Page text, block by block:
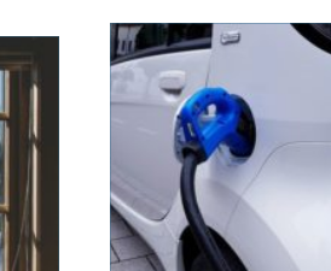
Göteborgs Fönster är ett
företag med lång
erfarenhet av att
renovera och ...